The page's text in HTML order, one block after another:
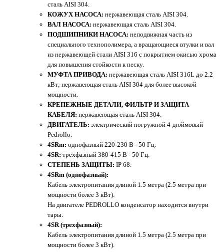
сталь AISI 304.
КОЖУХ НАСОСА: нержавеющая сталь AISI 304.
ВАЛ НАСОСА: нержавеющая сталь AISI 304.
ПОДШИПНИКИ НАСОСА: неподвижная часть из
специального технополимера, а вращающиеся втулки и вал
из нержавеющей стали AISI 316 с покрытием окисью хрома
для повышения стойкости к песку.
МУФТА ПРИВОДА: нержавеющая сталь AISI 316L до 2.2
кВт; нержавеющая сталь AISI 304 для более высокой
мощности.
КРЕПЕЖНЫЕ ДЕТАЛИ, ФИЛЬТР И ЗАЩИТА
КАБЕЛЯ: нержавеющая сталь AISI 304.
ДВИГАТЕЛЬ: электрический погружной 4-дюймовый
Pedrollo.
4SRm: однофазный 220-230 В - 50 Гц.
4SR: трехфазный 380-415 В - 50 Гц.
СТЕПЕНЬ ЗАЩИТЫ: IP 68.
4SRm (однофазный):
Кабель электропитания длиной 1.5 метра (2.5 метра при
мощности более 3 кВт).
На двигателе PEDROLLO конденсатор находится внутри
тары.
4SR (трехфазный):
Кабель электропитания длиной 1.5 метра (2.5 метра при
мощности более 3 кВт).